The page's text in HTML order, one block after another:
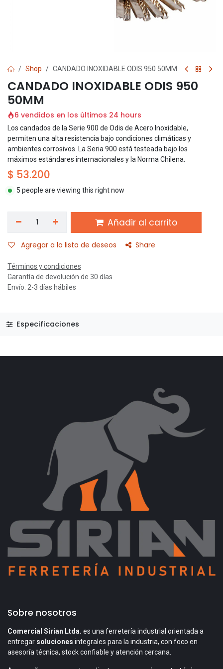
Shop CANDADO INOXIDABLE ODIS 950 50MM
CANDADO INOXIDABLE ODIS 950
50MM
6 vendidos en los últimos 24 hours
Los candados de la Serie 900 de Odis de Acero Inoxidable,
permiten una alta resistencia bajo condiciones climáticas y
ambientes corrosivos. La Seria 900 está testeada bajo los
máximos estándares internacionales y la Norma Chilena.
$ 53.200
5 people are viewing this right now
Añadir al carrito
Agregar a la lista de deseos Share
Términos y condiciones
Garantía de devolución de 30 días
Envío: 2-3 días hábiles
Especificaciones
Sobre nosotros
Comercial Sirian Ltda. es una ferretería industrial orientada a
entregar soluciones integrales para la industria, con foco en
asesoría técnica, stock confiable y atención cercana.